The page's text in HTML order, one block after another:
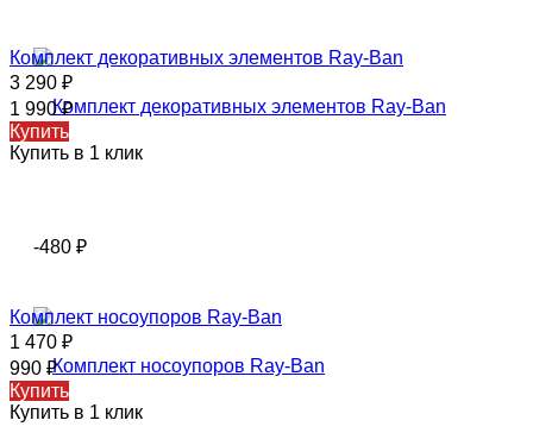
Комплект декоративных элементов Ray-Ban
3 290 ₽
1 990₽
Купить
Купить в 1 клик
-480 ₽
Комплект носоупоров Ray-Ban
1 470 ₽
990 ₽
Купить
Купить в 1 клик